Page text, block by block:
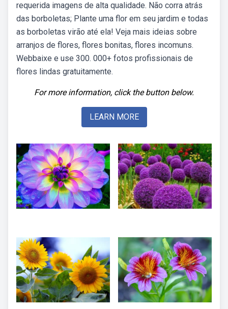
requerida imagens de alta qualidade. Não corra atrás
das borboletas; Plante uma flor em seu jardim e todas
as borboletas virão até ela! Veja mais ideias sobre
arranjos de flores, flores bonitas, flores incomuns.
Webbaixe e use 300. 000+ fotos profissionais de
flores lindas gratuitamente.
For more information, click the button below.
LEARN MORE